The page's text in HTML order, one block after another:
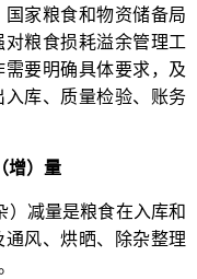
家粮食和物资储备局
粮食损耗溢余管理工
要明确具体要求，及
库、质量检验、账务
增）量
减量是粮食在入库和
风、烘晒、除杂整理